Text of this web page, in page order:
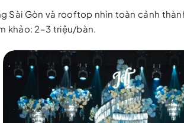
Sài Gòn và rooftop nhìn toàn cảnh
khảo: 2–3 triệu/bàn.